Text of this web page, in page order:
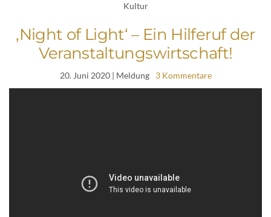
Kultur
‚Night of Light‘ – Ein Hilferuf der
Veranstaltungswirtschaft!
20. Juni 2020| Meldung 3 Kommentare